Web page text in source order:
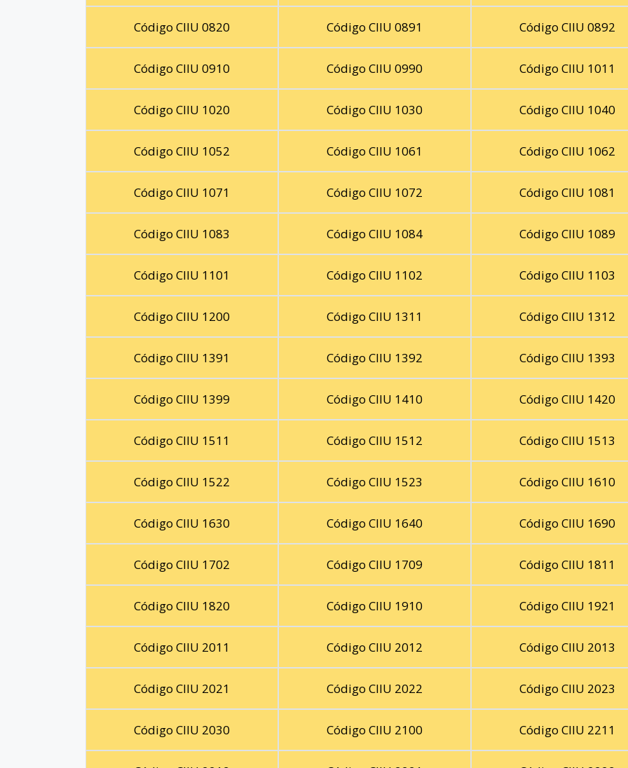
Código CIIU 0820 Código CIIU 0891 Código CIIU 0892
Código CIIU 0910 Código CIIU 0990 Código CIIU 1011
Código CIIU 1020 Código CIIU 1030 Código CIIU 1040
Código CIIU 1052 Código CIIU 1061 Código CIIU 1062
Código CIIU 1071 Código CIIU 1072 Código CIIU 1081
Código CIIU 1083 Código CIIU 1084 Código CIIU 1089
Código CIIU 1101 Código CIIU 1102 Código CIIU 1103
Código CIIU 1200 Código CIIU 1311 Código CIIU 1312
Código CIIU 1391 Código CIIU 1392 Código CIIU 1393
Código CIIU 1399 Código CIIU 1410 Código CIIU 1420
Código CIIU 1511 Código CIIU 1512 Código CIIU 1513
Código CIIU 1522 Código CIIU 1523 Código CIIU 1610
Código CIIU 1630 Código CIIU 1640 Código CIIU 1690
Código CIIU 1702 Código CIIU 1709 Código CIIU 1811
Código CIIU 1820 Código CIIU 1910 Código CIIU 1921
Código CIIU 2011 Código CIIU 2012 Código CIIU 2013
Código CIIU 2021 Código CIIU 2022 Código CIIU 2023
Código CIIU 2030 Código CIIU 2100 Código CIIU 2211